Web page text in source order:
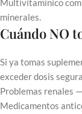
Multivitamínico
minerales.
Cuándo NO
Si ya tomas
exceder dosis
Problemas renales
Medicamentos